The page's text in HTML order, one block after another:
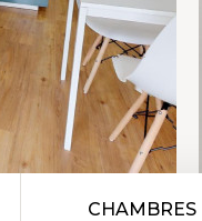
CHAMBRES